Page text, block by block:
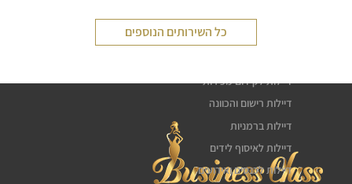
כל השירותים הנוספים
דיילות לקידום מכירות
דיילות רישום והכוונה
דיילות ברמניות
דיילות לאיסוף לידים
דיילות לכנסים ואירועים